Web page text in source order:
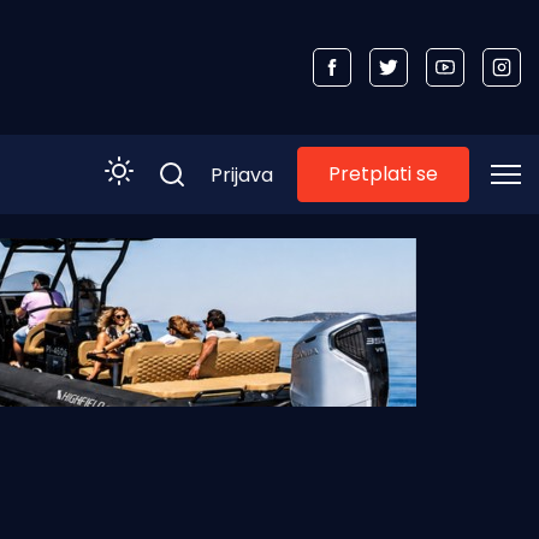
Prijava Pretplati se